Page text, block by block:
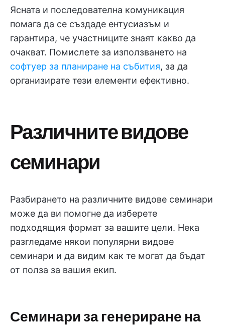
Ясната и последователна комуникация
помага да се създаде ентусиазъм и
гарантира, че участниците знаят какво да
очакват. Помислете за използването на
софтуер за планиране на събития, за да
организирате тези елементи ефективно.
Различните видове
семинари
Разбирането на различните видове семинари
може да ви помогне да изберете
подходящия формат за вашите цели. Нека
разгледаме някои популярни видове
семинари и да видим как те могат да бъдат
от полза за вашия екип.
Семинари за генериране на